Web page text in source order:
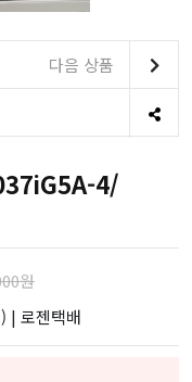
다음 상품
4/
원
| 로젠택배